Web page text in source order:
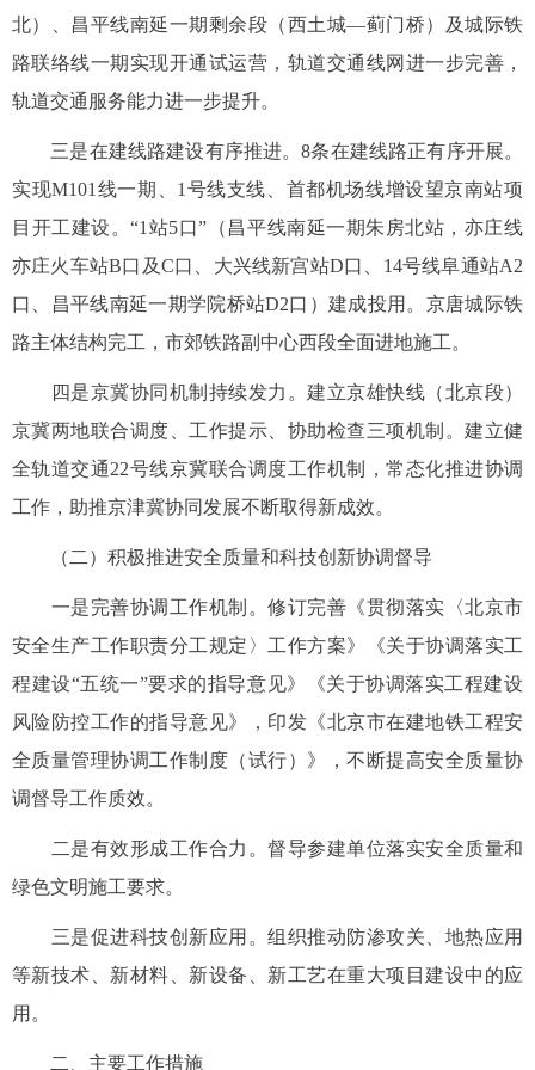
北）、昌平线南延一期剩余段（西土城—蓟门桥）及城际铁
路联络线一期实现开通试运营，轨道交通线网进一步完善，
轨道交通服务能力进一步提升。
三是在建线路建设有序推进。8条在建线路正有序开展。
实现M101线一期、1号线支线、首都机场线增设望京南站项
目开工建设。“1站5口”（昌平线南延一期朱房北站，亦庄线
亦庄火车站B口及C口、大兴线新宫站D口、14号线阜通站A2
口、昌平线南延一期学院桥站D2口）建成投用。京唐城际铁
路主体结构完工，市郊铁路副中心西段全面进地施工。
四是京冀协同机制持续发力。建立京雄快线（北京段）
京冀两地联合调度、工作提示、协助检查三项机制。建立健
全轨道交通22号线京冀联合调度工作机制，常态化推进协调
工作，助推京津冀协同发展不断取得新成效。
（二）积极推进安全质量和科技创新协调督导
一是完善协调工作机制。修订完善《贯彻落实〈北京市
安全生产工作职责分工规定〉工作方案》《关于协调落实工
程建设“五统一”要求的指导意见》《关于协调落实工程建设
风险防控工作的指导意见》，印发《北京市在建地铁工程安
全质量管理协调工作制度（试行）》，不断提高安全质量协
调督导工作质效。
二是有效形成工作合力。督导参建单位落实安全质量和
绿色文明施工要求。
三是促进科技创新应用。组织推动防渗攻关、地热应用
等新技术、新材料、新设备、新工艺在重大项目建设中的应
用。
二、主要工作措施